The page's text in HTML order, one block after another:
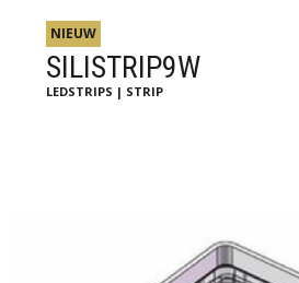
NIEUW
SILISTRIP9W
LEDSTRIPS | STRIP